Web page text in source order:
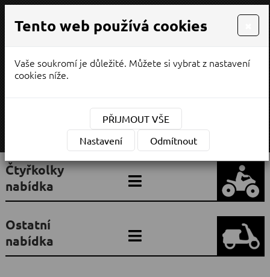
PRODEJ / SERVIS
Měna:(CZK)
MENU
Čtyřkolky
nabídka
Ostatní
nabídka
Tento web používá cookies
Vaše soukromí je důležité. Můžete si vybrat z nastavení
cookies níže.
PŘIJMOUT VŠE
Nastavení
Odmítnout